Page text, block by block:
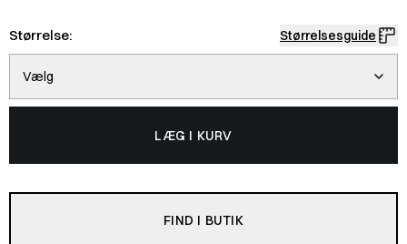
Størrelse: Størrelsesguide
Vælg
LÆG I KURV
FIND I BUTIK